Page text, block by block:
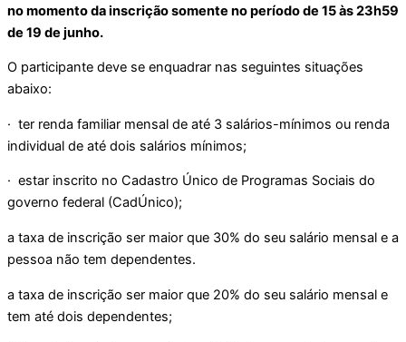
no momento da inscrição somente no período de 15 às 23h59
de 19 de junho.
O participante deve se enquadrar nas seguintes situações
abaixo:
· ter renda familiar mensal de até 3 salários-mínimos ou renda
individual de até dois salários mínimos;
· estar inscrito no Cadastro Único de Programas Sociais do
governo federal (CadÚnico);
a taxa de inscrição ser maior que 30% do seu salário mensal e a
pessoa não tem dependentes.
a taxa de inscrição ser maior que 20% do seu salário mensal e
tem até dois dependentes;